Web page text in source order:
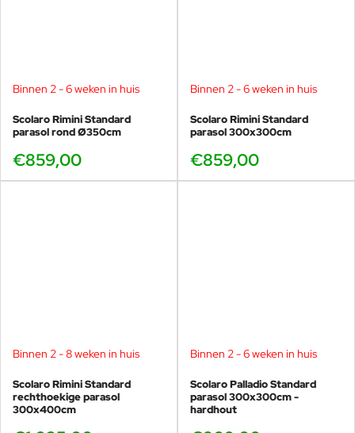
Binnen 2 - 6 weken in huis
Scolaro Rimini Standard
parasol rond Ø350cm
€859,00
Binnen 2 - 6 weken in huis
Scolaro Rimini Standard
parasol 300x300cm
€859,00
Binnen 2 - 8 weken in huis
Scolaro Rimini Standard
rechthoekige parasol
300x400cm
Binnen 2 - 6 weken in huis
Scolaro Palladio Standard
parasol 300x300cm -
hardhout